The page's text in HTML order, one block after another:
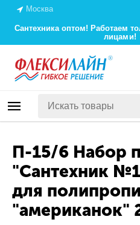
Москва
Сантехника оптом! Работаем
лицами!
П-15/6 Набор
"Сантехник
для
"американок"